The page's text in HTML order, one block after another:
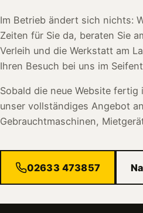
Im Betrieb ändert sich nichts:
Zeiten für Sie da, beraten Sie
Verleih und die Werkstatt am
Ihren Besuch bei uns im
Sobald die neue Website
unser vollständiges Angebot
Gebrauchtmaschinen,
02633 473857